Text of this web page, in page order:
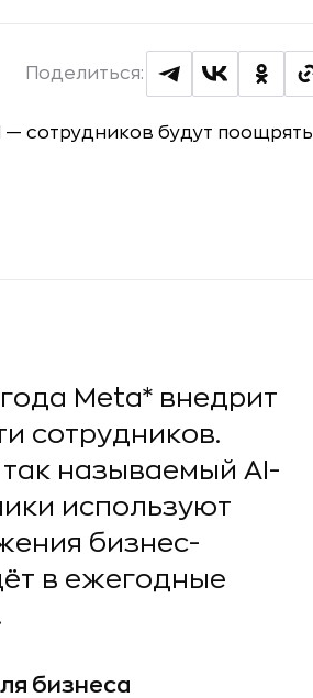
Поделиться:
Meta* внедрит
сотрудников.
называемый AI-
используют
бизнес-
в ежегодные
бизнеса